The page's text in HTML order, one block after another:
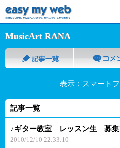
MusicArt RANA
表示：スマート
記事一覧
♪ギター教室 レッスン生 募集
2010/12/10 22:33:10